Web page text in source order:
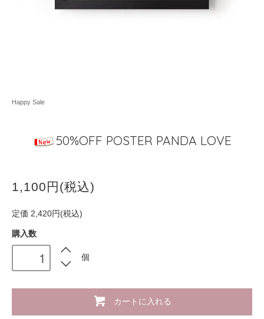
Happy Sale
50%OFF POSTER PANDA LOVE
1,100円(税込)
定価 2,420円(税込)
購入数
個
カートに入れる